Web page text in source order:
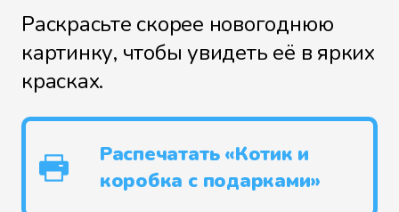
Раскрасьте скорее новогоднюю
картинку, чтобы увидеть её в ярких
красках.
Распечатать «Котик и
коробка с подарками»